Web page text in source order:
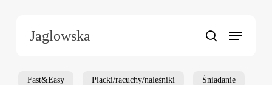
Jaglowska search
Menu
Fast&Easy Placki/racuchy/naleśniki Śniadanie